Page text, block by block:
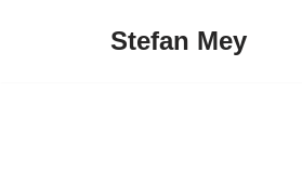
Stefan Mey